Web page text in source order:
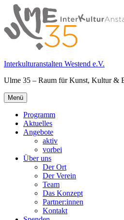
Springe
zum
Inhalt
Interkulturanstalten Westend e.V.
Ulme 35 – Raum für Kunst, Kultur &
Primäres
Menü
Menü
Programm
Aktuelles
Angebote
aktiv
vorbei
Über uns
Der Ort
Der Verein
Team
Das Konzept
Partner:innen
Kontakt